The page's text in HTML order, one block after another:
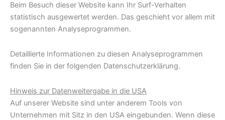
Beim Besuch dieser Website kann Ihr Surf-Verhalten
statistisch ausgewertet werden. Das geschieht vor allem mit
sogenannten Analyseprogrammen.
Detaillierte Informationen zu diesen Analyseprogrammen
finden Sie in der folgenden Datenschutzerklärung.
Hinweis zur Datenweitergabe in die USA
Auf unserer Website sind unter anderem Tools von
Unternehmen mit Sitz in den USA eingebunden. Wenn diese